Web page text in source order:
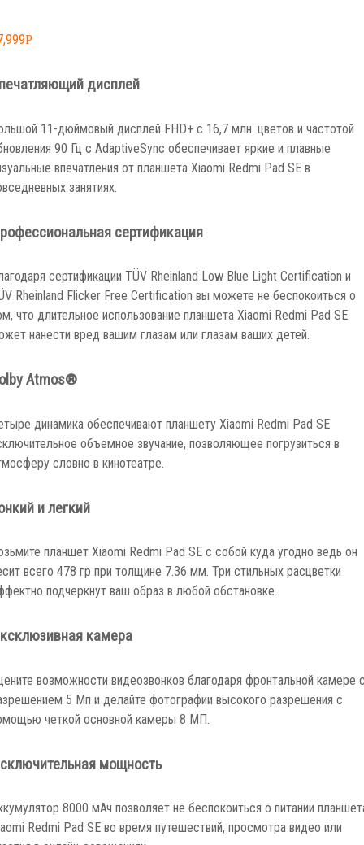
Р
дисплей
11-дюймовый дисплей FHD+ с 16,7 млн. цветов и частотой
90 Гц с AdaptiveSync обеспечивает яркие и плавные
впечатления от планшета Xiaomi Redmi Pad SE в
занятиях.
сертификация
сертификации TÜV Rheinland Low Blue Light Certification и
Rheinland Flicker Free Certification вы можете не беспокоиться о
что длительное использование планшета Xiaomi Redmi Pad SE
нанести вред вашим глазам или глазам ваших детей.
Atmos®
динамика обеспечивают планшету Xiaomi Redmi Pad SE
объемное звучание, позволяющее погрузиться в
словно в кинотеатре.
и легкий
планшет Xiaomi Redmi Pad SE с собой куда угодно ведь он
всего 478 гр при толщине 7.36 мм. Три стильных расцветки
подчеркнут ваш образ в любой обстановке.
камера
возможности видеозвонков благодаря фронтальной камере
5 Мп и делайте фотографии высокого разрешения с
четкой основной камеры 8 МП.
мощность
8000 мАч позволяет не беспокоиться о питании
Redmi Pad SE во время путешествий, просмотра видео или